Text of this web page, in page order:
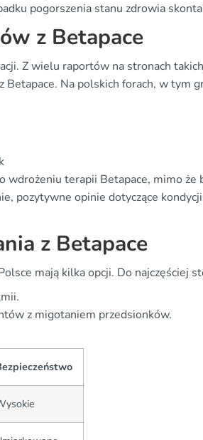
pogorszenia stanu zdrowia
z Betapace
Z wielu raportów na stronach
Na polskich forach, w tym
wdrożeniu terapii Betapace, mimo że
pozytywne opinie dotyczące
z Betapace
mają kilka opcji. Do najczęściej
z migotaniem przedsionków.